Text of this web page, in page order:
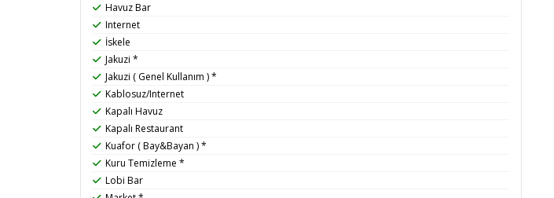
Havuz Bar
Internet
İskele
Jakuzi *
Jakuzi ( Genel Kullanım ) *
Kablosuz/Internet
Kapalı Havuz
Kapalı Restaurant
Kuafor ( Bay&Bayan ) *
Kuru Temizleme *
Lobi Bar